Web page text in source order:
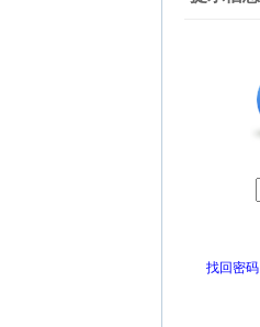
找回密码